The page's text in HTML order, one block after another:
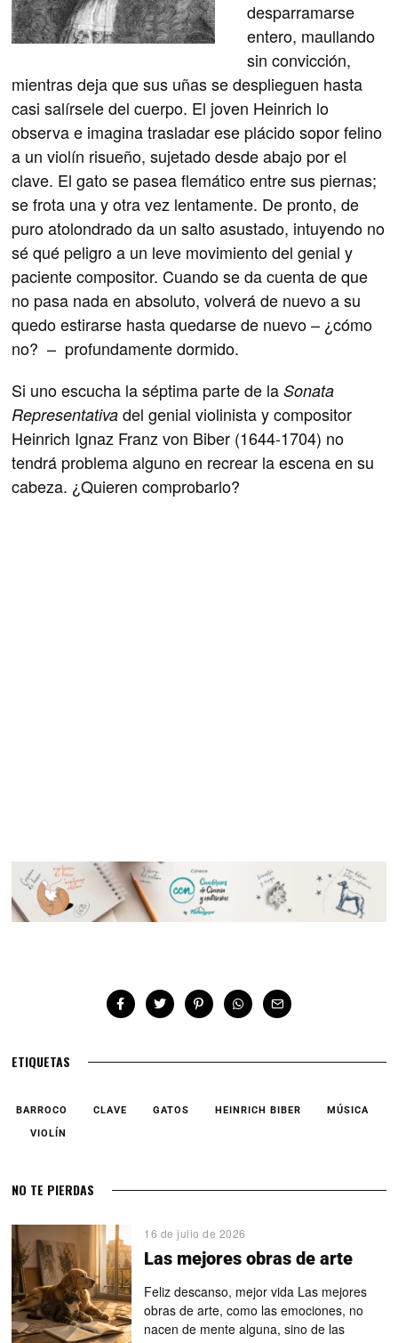
desparramarse
entero, maullando
sin convicción,
mientras deja que sus uñas se desplieguen hasta
casi salírsele del cuerpo. El joven Heinrich lo
observa e imagina trasladar ese plácido sopor felino
a un violín risueño, sujetado desde abajo por el
clave. El gato se pasea flemático entre sus piernas;
se frota una y otra vez lentamente. De pronto, de
puro atolondrado da un salto asustado, intuyendo no
sé qué peligro a un leve movimiento del genial y
paciente compositor. Cuando se da cuenta de que
no pasa nada en absoluto, volverá de nuevo a su
quedo estirarse hasta quedarse de nuevo – ¿cómo
no? – profundamente dormido.
Si uno escucha la séptima parte de laSonata
Representativa del genial violinista y compositor
Heinrich Ignaz Franz von Biber (1644-1704) no
tendrá problema alguno en recrear la escena en su
cabeza. ¿Quieren comprobarlo?
ETIQUETAS
BARROCO CLAVE GATOS HEINRICH BIBER
MÚSICA
VIOLÍN
NO TE PIERDAS
16 de julio de 2026
Las mejores obras de arte
Feliz descanso, mejor vida Las mejores
obras de arte, como las emociones, no
nacen de mente alguna, sino de las